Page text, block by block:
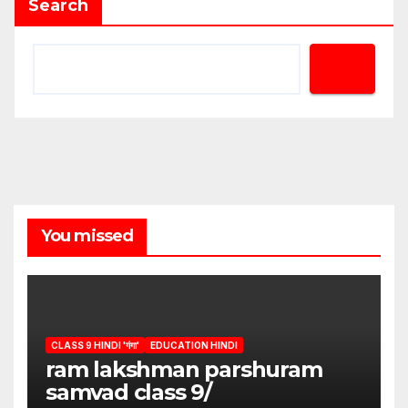
Search
You missed
CLASS 9 HINDI 'गंगा' EDUCATION HINDI
ram lakshman parshuram
samvad class 9/